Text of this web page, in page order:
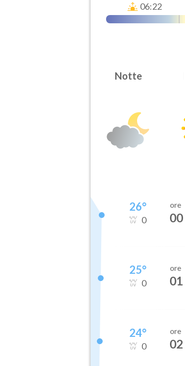
06:22
Notte
26°
0
ore
00
25°
0
ore
01
24°
0
ore
02